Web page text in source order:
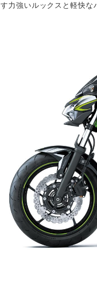
す力強いルックスと軽快な